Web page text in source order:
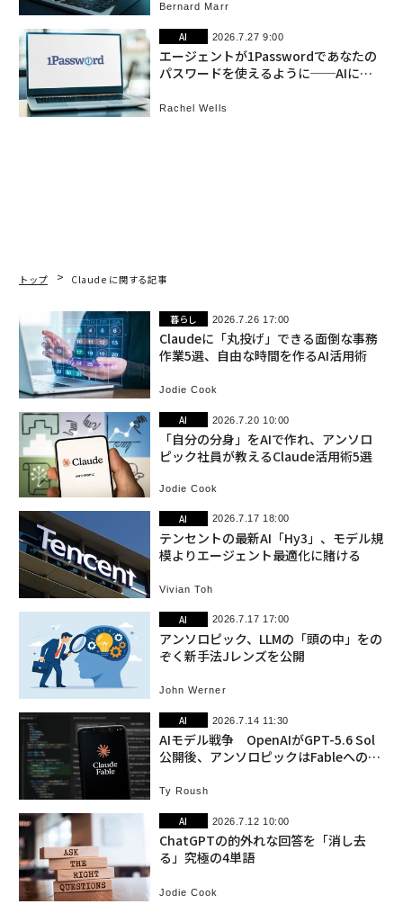
Bernard Marr
AI 2026.7.27 9:00
エージェントが1Passwordであなたの
パスワードを使えるように──AIにど
Rachel Wells
トップ Claude に関する記事
暮らし 2026.7.26 17:00
Claudeに「丸投げ」できる面倒な事務
作業5選、自由な時間を作るAI活用術
Jodie Cook
AI 2026.7.20 10:00
「自分の分身」をAIで作れ、アンソロ
ピック社員が教えるClaude活用術5選
Jodie Cook
AI 2026.7.17 18:00
テンセントの最新AI「Hy3」、モデル規
模よりエージェント最適化に賭ける
Vivian Toh
AI 2026.7.17 17:00
アンソロピック、LLMの「頭の中」をの
ぞく新手法Jレンズを公開
John Werner
AI 2026.7.14 11:30
AIモデル戦争 OpenAIがGPT-5.6 Sol
公開後、アンソロピックはFableへのプ
Ty Roush
AI 2026.7.12 10:00
ChatGPTの的外れな回答を「消し去
る」究極の4単語
Jodie Cook